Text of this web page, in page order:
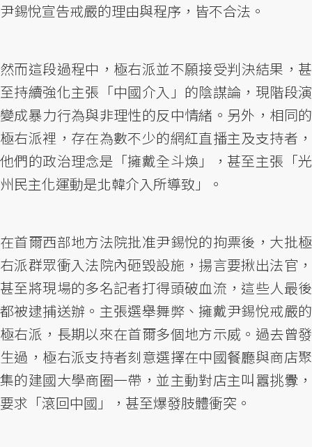
尹錫悅宣告戒嚴的理由與程序，皆不合法。
然而這段過程中，極右派並不願接受判決結果，甚
至持續強化主張「中國介入」的陰謀論，現階段演
變成暴力行為與非理性的反中情緒。另外，相同的
極右派裡，存在為數不少的網紅直播主及支持者，
他們的政治理念是「擁戴全斗煥」，甚至主張「光
州民主化運動是北韓介入所導致」。
在首爾西部地方法院批准尹錫悅的拘票後，大批極
右派群眾衝入法院內砸毀設施，揚言要揪出法官，
甚至將現場的多名記者打得頭破血流，這些人最後
都被逮捕送辦。主張選舉舞弊、擁戴尹錫悅戒嚴的
極右派，長期以來在首爾多個地方示威。過去曾發
生過，極右派支持者刻意選擇在中國餐廳與商店聚
集的建國大學商圈一帶，並主動對店主叫囂挑釁，
要求「滾回中國」，甚至爆發肢體衝突。